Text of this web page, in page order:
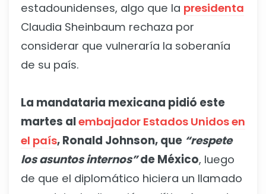
estadounidenses, algo que la presidenta
Claudia Sheinbaum rechaza por
considerar que vulneraría la soberanía
de su país.
La mandataria mexicana pidió este
martes alembajador Estados Unidos en
el país, Ronald Johnson, que “respete
los asuntos internos”de México, luego
de que el diplomático hiciera un llamado